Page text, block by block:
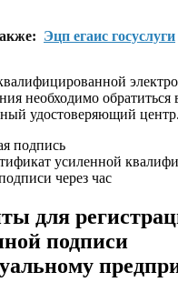
Эцп егаис госуслуги
необходимо
удостоверяющий центр.
усиленной
через час
для
подписи